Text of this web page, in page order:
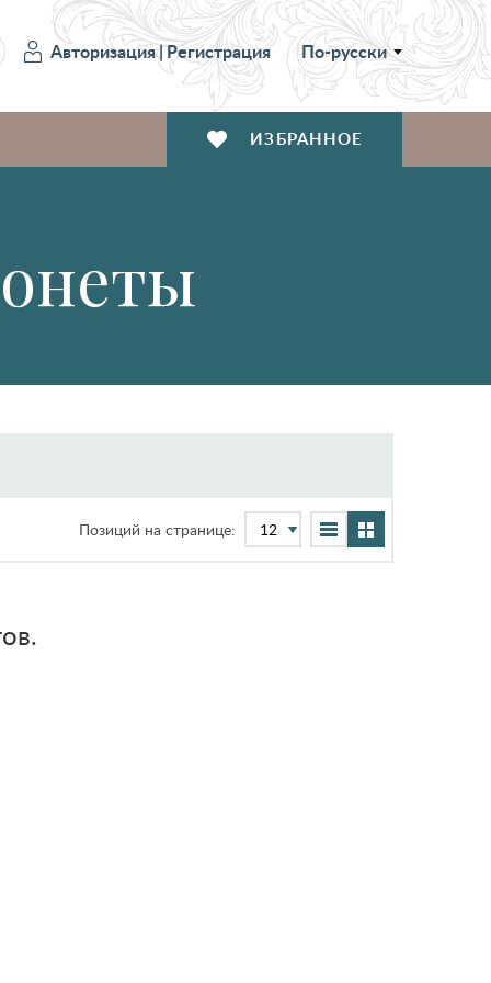
Авторизация|Регистрация По-русски
ИЗБРАННОЕ
Позиций на странице: